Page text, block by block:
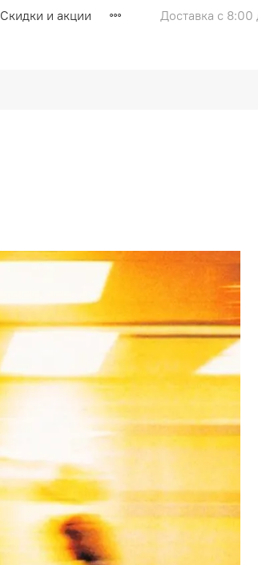
Скидки и акции Доставка с